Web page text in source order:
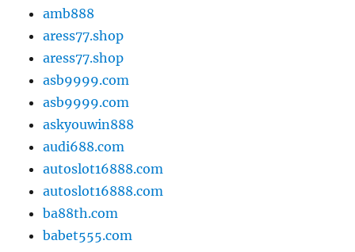
amb888
aress77.shop
aress77.shop
asb9999.com
asb9999.com
askyouwin888
audi688.com
autoslot16888.com
autoslot16888.com
ba88th.com
babet555.com